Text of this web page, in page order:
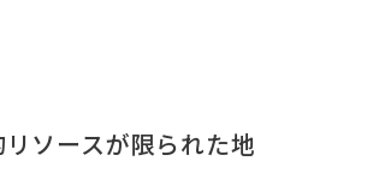
ソースが限られた地